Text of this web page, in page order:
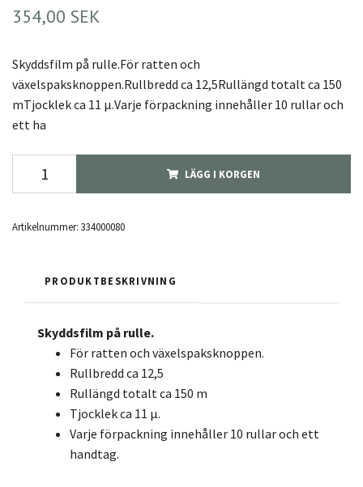
354,00 SEK
Skyddsfilm på rulle.För ratten och
växelspaksknoppen.Rullbredd ca 12,5Rullängd totalt ca 150
mTjocklek ca 11 μ.Varje förpackning innehåller 10 rullar och
ett ha
LÄGG I KORGEN
Artikelnummer: 334000080
PRODUKTBESKRIVNING
Skyddsfilm på rulle.
För ratten och växelspaksknoppen.
Rullbredd ca 12,5
Rullängd totalt ca 150 m
Tjocklek ca 11 μ.
Varje förpackning innehåller 10 rullar och ett
handtag.